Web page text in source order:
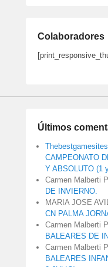
Colaboradores
Últimos
CAMPEONATO
Y ABSOLUTO (1
Carmen Malberti
DE INVIERNO.
MARIA JOSE
CN PALMA
Carmen Malberti
BALEARES DE
Carmen Malberti
BALEARES